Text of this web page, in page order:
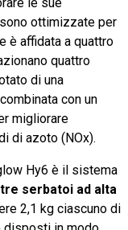
le sue
ottimizzate per
è affidata a quattro
quattro
di una
con un
migliorare
di azoto (NOx).
Hy6 è il sistema
tre serbatoi ad alta
2,1 kg ciascuno di